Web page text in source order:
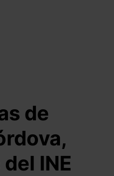
de
INE